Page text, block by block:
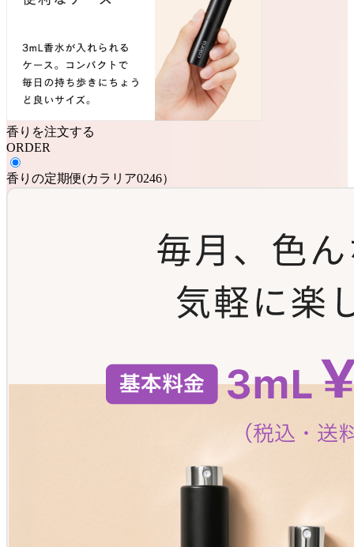
香りを注文する
ORDER
香りの定期便(カラリア0246）